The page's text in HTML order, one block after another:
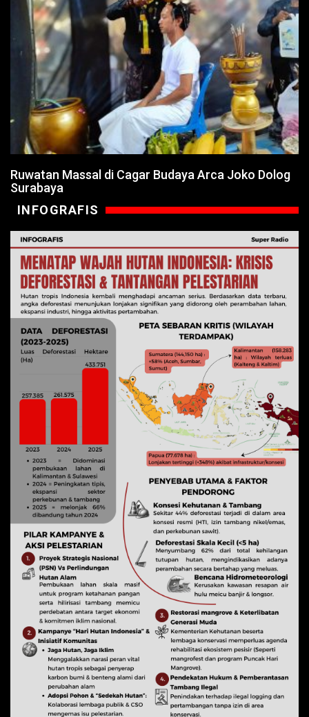
Ruwatan Massal di Cagar Budaya Arca Joko Dolog
Surabaya
INFOGRAFIS